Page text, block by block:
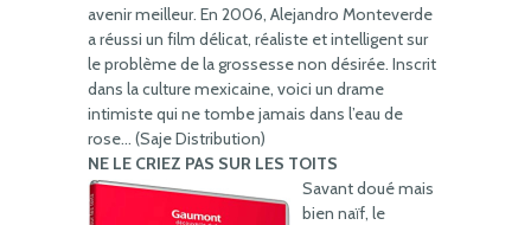
avenir meilleur. En 2006, Alejandro Monteverde
a réussi un film délicat, réaliste et intelligent sur
le problème de la grossesse non désirée. Inscrit
dans la culture mexicaine, voici un drame
intimiste qui ne tombe jamais dans l’eau de
rose… (Saje Distribution)
NE LE CRIEZ PAS SUR LES TOITS
Savant doué mais
bien naïf, le